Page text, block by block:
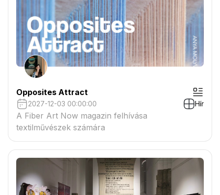
Opposites Attract
2027-12-03 00:00:00 Hír
A Fiber Art Now magazin felhívása
textilművészek számára